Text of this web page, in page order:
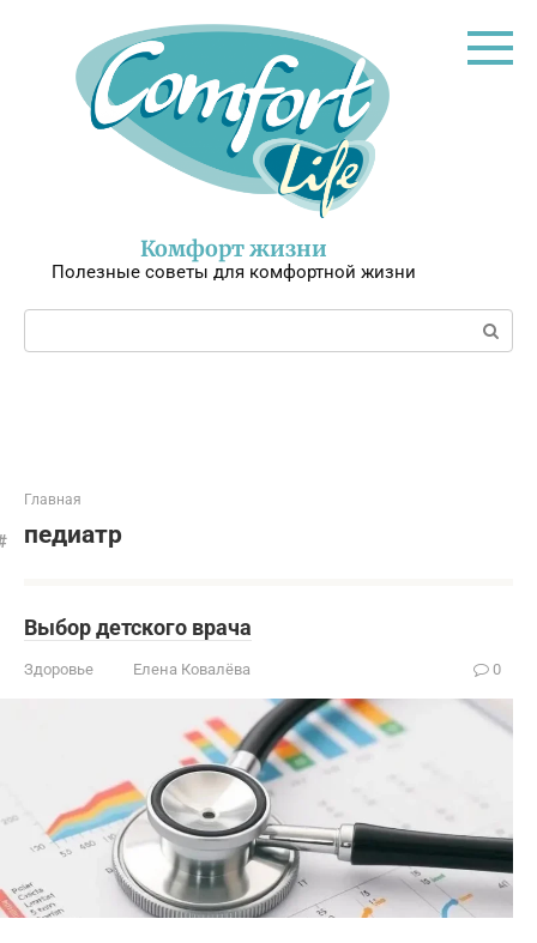
Комфорт жизни
Полезные советы для комфортной жизни
Поиск:
Главная
педиатр
Выбор детского врача
Здоровье Елена Ковалёва 0